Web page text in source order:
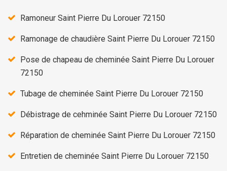
Ramoneur Saint Pierre Du Lorouer 72150
Ramonage de chaudière Saint Pierre Du Lorouer 72150
Pose de chapeau de cheminée Saint Pierre Du Lorouer
72150
Tubage de cheminée Saint Pierre Du Lorouer 72150
Débistrage de cehminée Saint Pierre Du Lorouer 72150
Réparation de cheminée Saint Pierre Du Lorouer 72150
Entretien de cheminée Saint Pierre Du Lorouer 72150